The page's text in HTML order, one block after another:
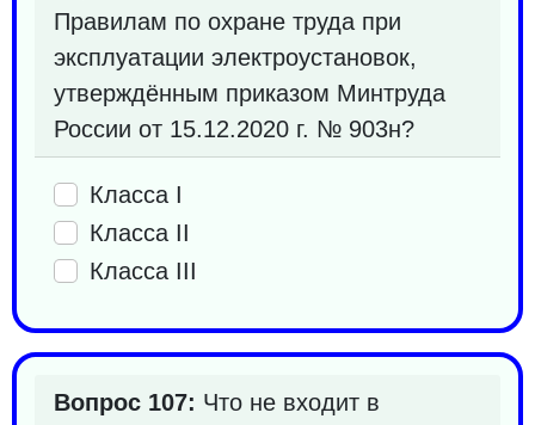
Правилам по охране труда при
эксплуатации электроустановок,
утверждённым приказом Минтруда
России от 15.12.2020 г. № 903н?
Класса I
Класса II
Класса III
Вопрос 107: Что не входит в